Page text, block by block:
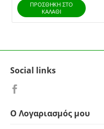
ΠΡΟΣΘΉΚΗ ΣΤΟ
ΚΑΛΆΘΙ
Social links
Ο Λογαριασμός μου